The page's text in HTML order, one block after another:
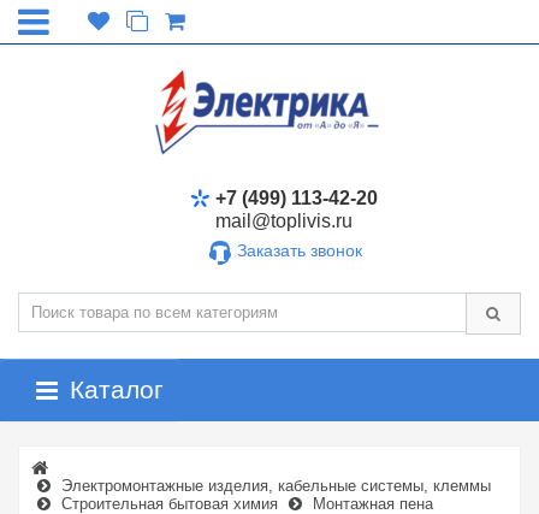
+7 (499) 113-42-20
mail@toplivis.ru
Заказать звонок
Каталог
Электромонтажные изделия, кабельные системы, клеммы
Строительная бытовая химия
Монтажная пена